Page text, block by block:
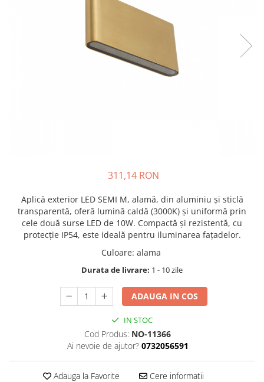
311,14 RON
Aplică exterior LED SEMI M, alamă, din aluminiu și sticlă
transparentă, oferă lumină caldă (3000K) și uniformă prin
cele două surse LED de 10W. Compactă și rezistentă, cu
protecție IP54, este ideală pentru iluminarea fațadelor.
Culoare: alama
Durata de livrare: 1 - 10 zile
ADAUGA IN COS
IN STOC
Cod Produs: NO-11366
Ai nevoie de ajutor? 0732056591
Adauga la Favorite Cere informatii